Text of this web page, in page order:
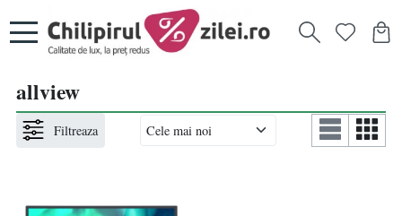
allview
Filtreaza